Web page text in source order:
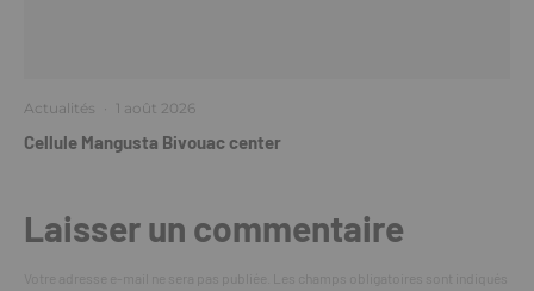
Actualités · 1 août 2026
Cellule Mangusta Bivouac center
Laisser un commentaire